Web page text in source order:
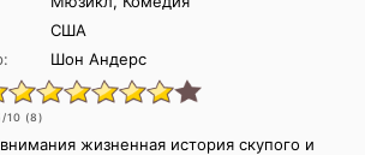
США
Шон Андерс
10 (8)
жизненная история скупого и